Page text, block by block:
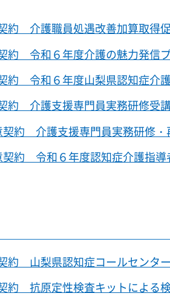
介護職員処遇改善加算取得促
令和６年度介護の魅力発信プ
令和６年度山梨県認知症介護
介護支援専門員実務研修受講
約 介護支援専門員実務研修・
約 令和６年度認知症介護指導
山梨県認知症コールセンター
抗原定性検査キットによる検